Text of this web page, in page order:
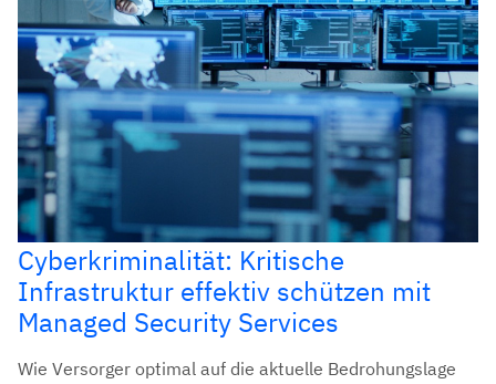
Cyberkriminalität: Kritische
Infrastruktur effektiv schützen mit
Managed Security Services
Wie Versorger optimal auf die aktuelle Bedrohungslage